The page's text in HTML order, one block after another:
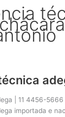
| 11 4456-5666
importada e